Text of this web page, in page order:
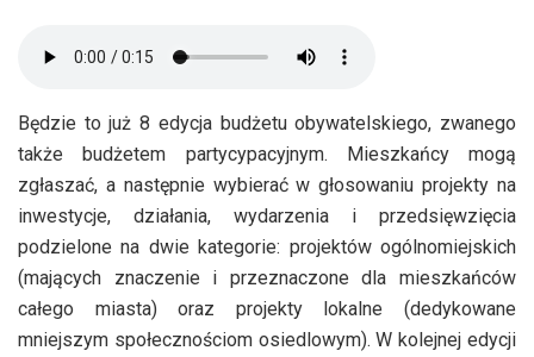
Będzie to już 8 edycja budżetu obywatelskiego, zwanego
także budżetem partycypacyjnym. Mieszkańcy mogą
zgłaszać, a następnie wybierać w głosowaniu projekty na
inwestycje, działania, wydarzenia i przedsięwzięcia
podzielone na dwie kategorie: projektów ogólnomiejskich
(mających znaczenie i przeznaczone dla mieszkańców
całego miasta) oraz projekty lokalne (dedykowane
mniejszym społecznościom osiedlowym). W kolejnej edycji